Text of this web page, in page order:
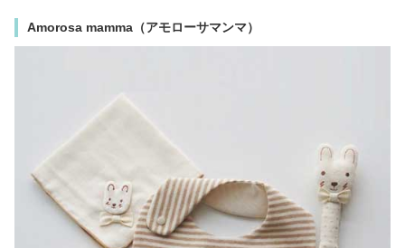
Amorosa mamma（アモローサマンマ）